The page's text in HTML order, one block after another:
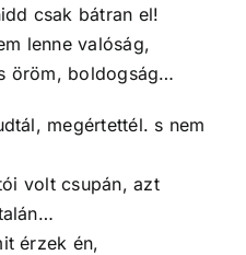
csak bátran el!
lenne valóság,
öröm, boldogság…
megértettél. s nem
volt csupán, azt
érzek én,